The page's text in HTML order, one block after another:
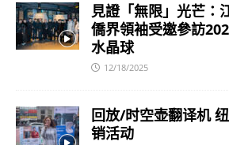
見證「無限」光芒：
僑界領袖受邀參訪
水晶球
12/18/2025
回放/时空壶翻译机
销活动